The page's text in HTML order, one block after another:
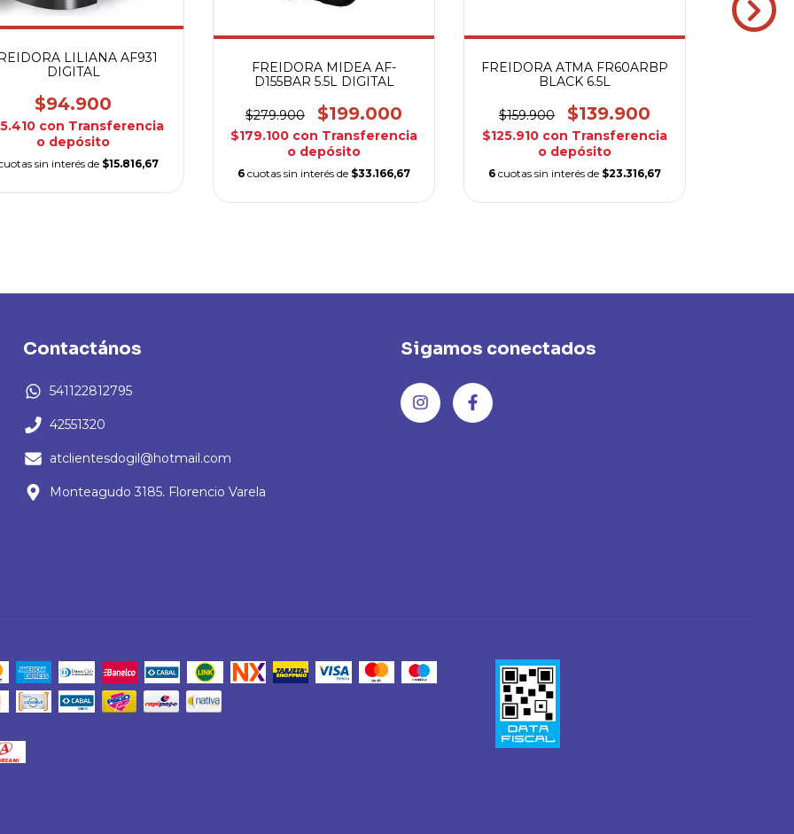
LILIANA AF931
DIGITAL
$94.900
con Transferencia
o depósito
sin interés de $15.816,67
FREIDORA MIDEA AF-
D155BAR 5.5L DIGITAL
$279.900 $199.000
$179.100 con Transferencia
o depósito
6 cuotas sin interés de $33.166,67
FREIDORA ATMA FR60ARBP
BLACK 6.5L
$159.900 $139.900
$125.910 con Transferencia
o depósito
6 cuotas sin interés de $23.316,67
Contactános
541122812795
42551320
atclientesdogil@hotmail.com
Monteagudo 3185. Florencio Varela
Sigamos conectados